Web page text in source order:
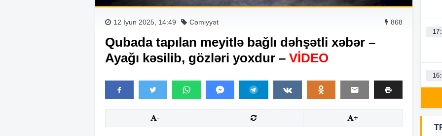
12 İyun 2025, 14:49 Cəmiyyət 868
Qubada tapılan meyitlə bağlı dəhşətli xəbər –
Ayağı kəsilib, gözləri yoxdur – VİDEO
- +